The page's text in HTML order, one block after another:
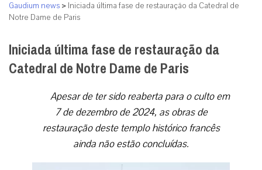
Gaudium news > Iniciada última fase de restauração da Catedral de
Notre Dame de Paris
Iniciada última fase de restauração da
Catedral de Notre Dame de Paris
Apesar de ter sido reaberta para o culto em
7 de dezembro de 2024, as obras de
restauração deste templo histórico francês
ainda não estão concluídas.